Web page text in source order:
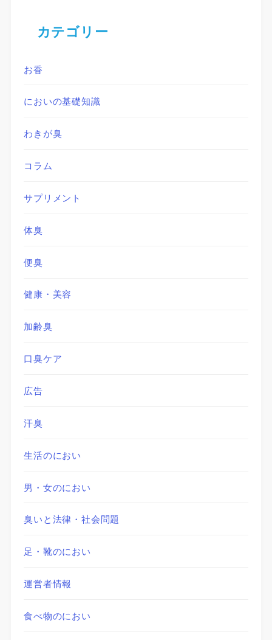
カテゴリー
お香
においの基礎知識
わきが臭
コラム
サプリメント
体臭
便臭
健康・美容
加齢臭
口臭ケア
広告
汗臭
生活のにおい
男・女のにおい
臭いと法律・社会問題
足・靴のにおい
運営者情報
食べ物のにおい